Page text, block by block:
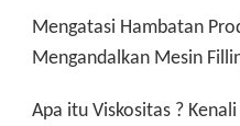
Mengatasi Hambatan
Mengandalkan Mesin
Apa itu Viskositas ?